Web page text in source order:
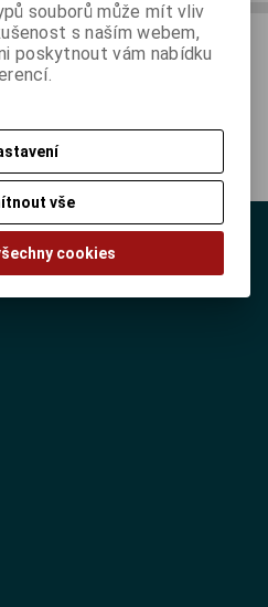
informováni o novinkách,
souborů může mít vliv
s naším webem,
poskytnout vám nabídku
vše
cookies